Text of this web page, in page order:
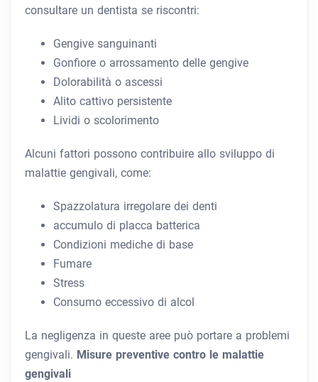
consultare un dentista se riscontri:
Gengive sanguinanti
Gonfiore o arrossamento delle gengive
Dolorabilità o ascessi
Alito cattivo persistente
Lividi o scolorimento
Alcuni fattori possono contribuire allo sviluppo di
malattie gengivali, come:
Spazzolatura irregolare dei denti
accumulo di placca batterica
Condizioni mediche di base
Fumare
Stress
Consumo eccessivo di alcol
La negligenza in queste aree può portare a problemi
gengivali. Misure preventive contro le malattie
gengivali